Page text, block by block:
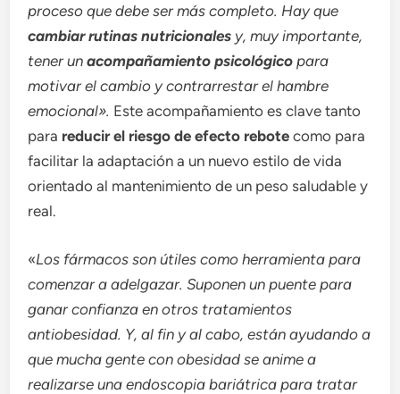
proceso que debe ser más completo. Hay que
cambiar rutinas nutricionales y, muy importante,
tener unacompañamiento psicológico para
motivar el cambio y contrarrestar el hambre
emocional». Este acompañamiento es clave tanto
para reducir el riesgo de efecto rebote como para
facilitar la adaptación a un nuevo estilo de vida
orientado al mantenimiento de un peso saludable y
real.
«Los fármacos son útiles como herramienta para
comenzar a adelgazar. Suponen un puente para
ganar confianza en otros tratamientos
antiobesidad. Y, al fin y al cabo, están ayudando a
que mucha gente con obesidad se anime a
realizarse una endoscopia bariátrica para tratar